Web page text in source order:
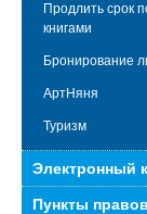
Продлить срок
книгами
Бронирование
АртНяня
Туризм
Электронный
Пункты